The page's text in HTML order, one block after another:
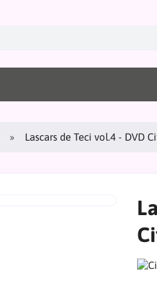
Lascars de Teci vol.4 - DVD